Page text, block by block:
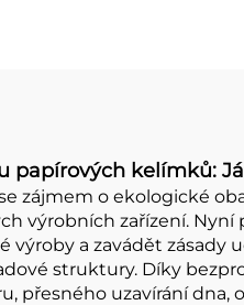
papírových kelímků:
zájmem o ekologické
výrobních zařízení.
a zavádět zásady
struktury. Díky
uzavírání dna,